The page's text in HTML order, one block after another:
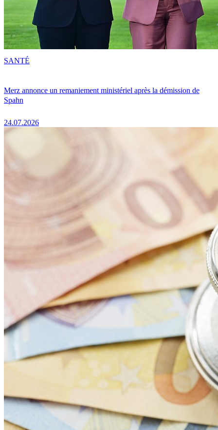
Merz annonce un remaniement ministériel après la démission de
Spahn
24.07.2026
SANTÉ